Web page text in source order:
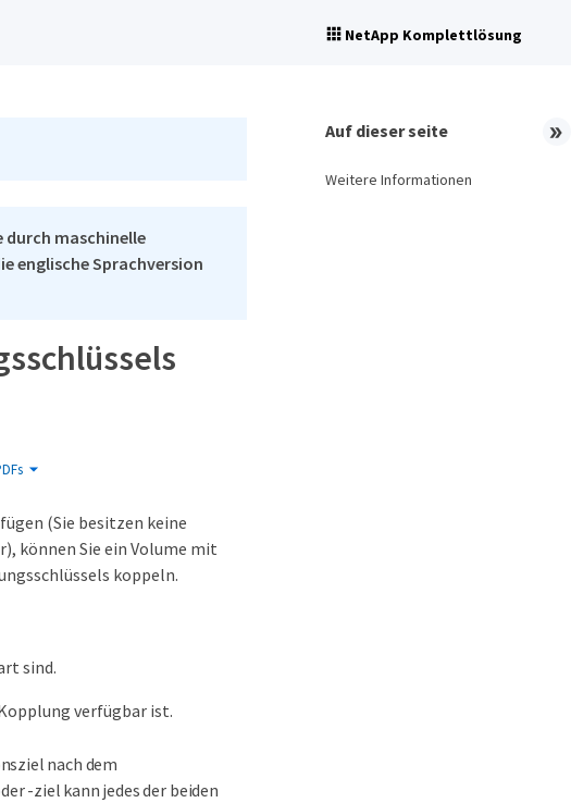
NetApp Komplettlösung
durch maschinelle
englische Sprachversion
(Sie besitzen keine
können Sie ein Volume mit
koppeln.
sind.
verfügbar ist.
nach dem
-ziel kann jedes der beiden
Auf dieser seite
Weitere Informationen